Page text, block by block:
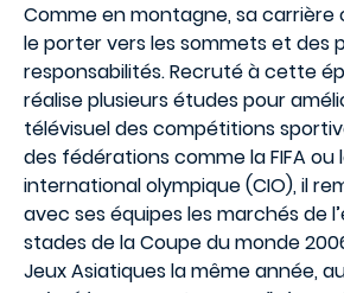
Comme en montagne, sa carrière
le porter vers les sommets et des
responsabilités. Recruté à cette
réalise plusieurs études pour
télévisuel des compétitions
des fédérations comme la FIFA ou
international olympique (CIO), il
avec ses équipes les marchés de
stades de la Coupe du monde
Jeux Asiatiques la même année,